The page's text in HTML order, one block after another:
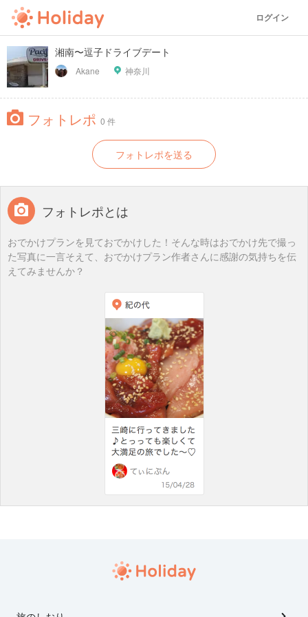
ログイン
湘南〜逗子ドライブデート
Akane 神奈川
フォトレポ 0 件
フォトレポを送る
フォトレポとは
おでかけプランを見ておでかけした！そんな時はおでかけ先で撮っ
た写真に一言そえて、おでかけプラン作者さんに感謝の気持ちを伝
えてみませんか？